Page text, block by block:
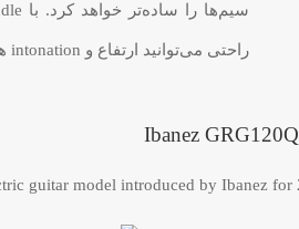
راحتی می‌توانید ارتفاع و intonation هر یک از سیم‌ها را تنظیم کنید.
Ibanez
guitar model introduced by Ibanez